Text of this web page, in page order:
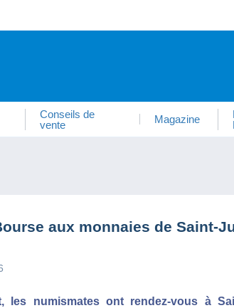
Conseils de
vente
Magazine
aux monnaies de Saint-
les numismates ont rendez-vous à